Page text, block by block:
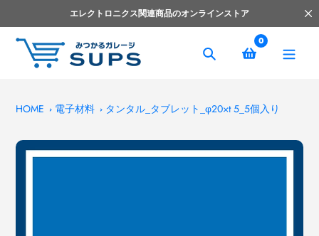
ン
エレクトロニクス関連商品のオンラインストア
捜
0
HOME 電子材料 タンタル_タブレット_φ20×t 5_5個入り